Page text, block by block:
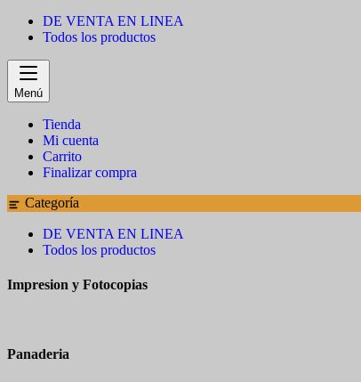
DE VENTA EN LINEA
Todos los productos
Menú
Tienda
Mi cuenta
Carrito
Finalizar compra
Categoría
DE VENTA EN LINEA
Todos los productos
Impresion y Fotocopias
Panaderia